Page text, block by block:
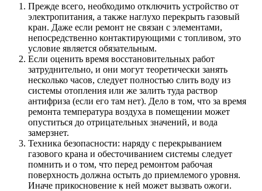
Прежде всего, необходимо отключить устройство от
электропитания, а также наглухо перекрыть газовый
кран. Даже если ремонт не связан с элементами,
непосредственно контактирующими с топливом, это
условие является обязательным.
Если оценить время восстановительных работ
затруднительно, и они могут теоретически занять
несколько часов, следует полностью слить воду из
системы отопления или же залить туда раствор
антифриза (если его там нет). Дело в том, что за время
ремонта температура воздуха в помещении может
опуститься до отрицательных значений, и вода
замерзнет.
Техника безопасности: наряду с перекрыванием
газового крана и обесточиванием системы следует
помнить и о том, что перед ремонтом рабочая
поверхность должна остыть до приемлемого уровня.
Иначе прикосновение к ней может вызвать ожоги.